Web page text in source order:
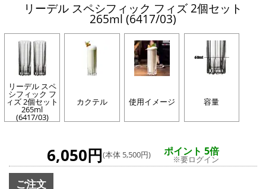
リーデル スペシフィック フィズ 2個セット
265ml (6417/03)
リーデル スペ
シフィック フ
ィズ 2個セット
265ml
(6417/03)
カクテル 使用イメージ 容量
6,050円(本体 5,500円) ポイント 5倍
※要ログイン
ご注文